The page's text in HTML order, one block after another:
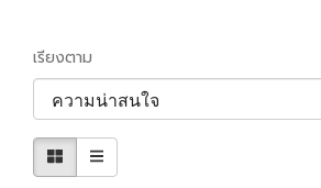
เรียงตาม